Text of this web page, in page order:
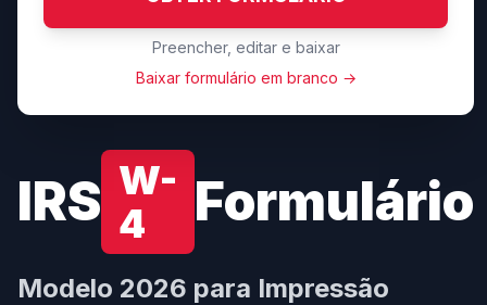
Preencher, editar e baixar
Baixar formulário em branco →
IRS W-
4
Formulário
Modelo 2026 para Impressão